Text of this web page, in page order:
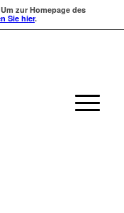
Um zur Homepage des
Sie hier.